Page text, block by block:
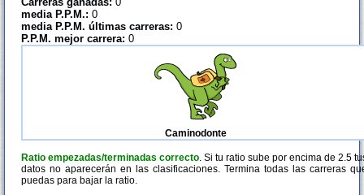
media P.P.M.: 0
media P.P.M. últimas carreras: 0
P.P.M. mejor carrera: 0
Caminodonte
Ratio empezadas/terminadas correcto. Si tu ratio sube por encima de 2.5
datos no aparecerán en las clasificaciones. Termina todas las carreras
puedas para bajar la ratio.